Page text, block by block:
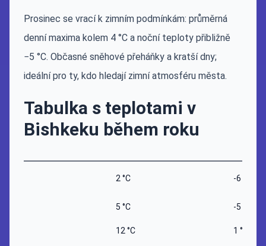
Prosinec se vrací k zimním podmínkám: průměrná
denní maxima kolem 4 °C a noční teploty přibližně
−5 °C. Občasné sněhové přeháňky a kratší dny;
ideální pro ty, kdo hledají zimní atmosféru města.
Tabulka s teplotami v
Bishkeku během roku
2 °C -6 °C
5 °C -5 °C
12 °C 1 °C